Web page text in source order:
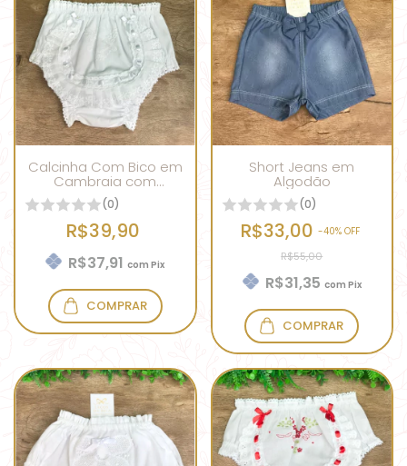
Calcinha Com Bico em
Cambraia com
Bordado Branco
(0)
R$39,90
R$37,91com Pix
COMPRAR
Short Jeans em
Algodão
(0)
R$33,00 -40% OFF
R$55,00
R$31,35 com Pix
COMPRAR